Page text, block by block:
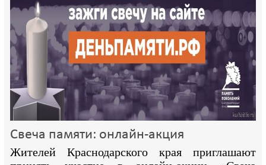
Свеча памяти: онлайн-акция
Жителей Краснодарского края приглашают